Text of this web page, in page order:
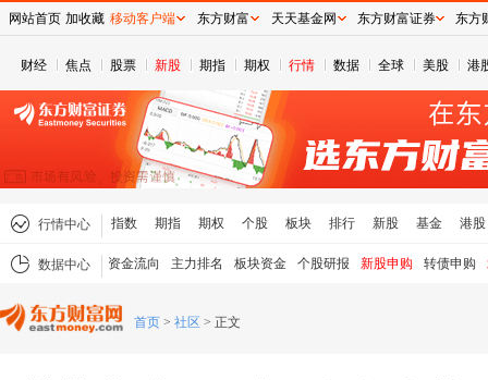
财经 焦点 股票 新股 期指 期权 行情 数据 全球 美股 港
行情中心 指数 期指 期权 个股 板块 排行 新股 基金 港股
数据中心 资金流向 主力排名 板块资金 个股研报 新股申购 转债申购
首页 > 社区 > 正文
网站首页 加收藏 移动客户端 东方财富 天天基金网 东方财富证券 东方